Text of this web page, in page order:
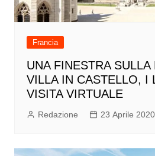
Francia
UNA FINESTRA SULLA
VILLA IN CASTELLO, I
VISITA VIRTUALE
Redazione 23 Aprile 2020